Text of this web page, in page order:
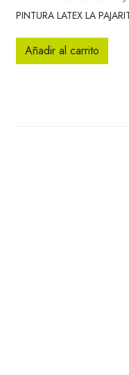

PINTURA LATEX LA
Añadir al carrito